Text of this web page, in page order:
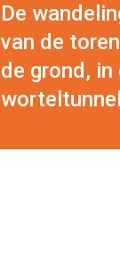
De
van de
de grond, in